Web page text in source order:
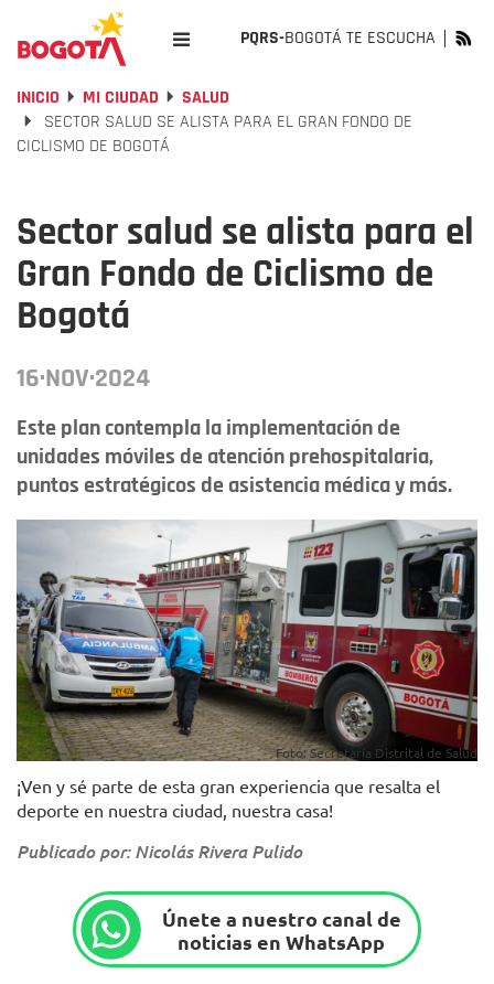
PQRS-BOGOTÁ TE ESCUCHA
INICIO MI CIUDAD
SALUD
SECTOR SALUD SE ALISTA PARA EL GRAN FONDO DE
CICLISMO DE BOGOTÁ
Sector salud se alista para el
Gran Fondo de Ciclismo de
Bogotá
16·NOV·2024
Este plan contempla la implementación de
unidades móviles de atención prehospitalaria,
puntos estratégicos de asistencia médica y más.
Foto: Secretaría Distrital de Salud
¡Ven y sé parte de esta gran experiencia que resalta el
deporte en nuestra ciudad, nuestra casa!
Publicado por: Nicolás Rivera Pulido
Únete a nuestro canal de
noticias en WhatsApp